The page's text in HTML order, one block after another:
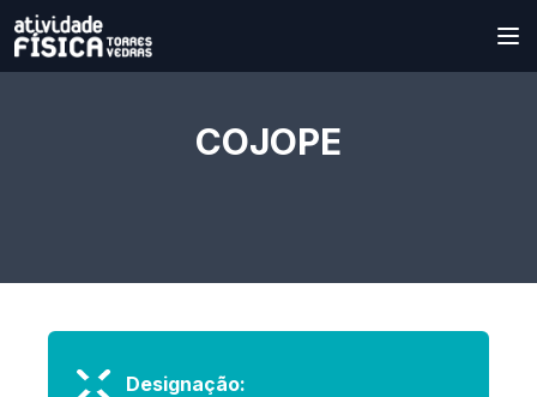
COJOPE
Designação: